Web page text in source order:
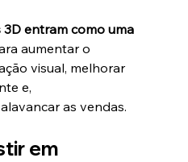
entram como uma
aumentar o
visual, melhorar
e,
as vendas.
em